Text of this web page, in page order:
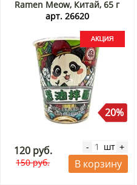
Ramen Meow, Китай, 65 г
Акция
арт. 26620
20%
120 руб.
150 руб.
- шт +
В корзину